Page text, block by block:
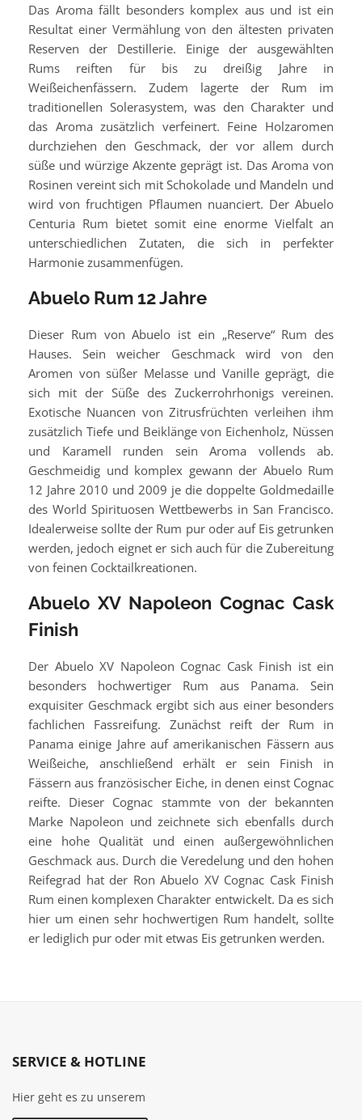
Das Aroma fällt besonders komplex aus und ist ein
Resultat einer Vermählung von den ältesten privaten
Reserven der Destillerie. Einige der ausgewählten
Rums reiften für bis zu dreißig Jahre in
Weißeichenfässern. Zudem lagerte der Rum im
traditionellen Solerasystem, was den Charakter und
das Aroma zusätzlich verfeinert. Feine Holzaromen
durchziehen den Geschmack, der vor allem durch
süße und würzige Akzente geprägt ist. Das Aroma von
Rosinen vereint sich mit Schokolade und Mandeln und
wird von fruchtigen Pflaumen nuanciert. Der Abuelo
Centuria Rum bietet somit eine enorme Vielfalt an
unterschiedlichen Zutaten, die sich in perfekter
Harmonie zusammenfügen.
Abuelo Rum 12 Jahre
Dieser Rum von Abuelo ist ein „Reserve“ Rum des
Hauses. Sein weicher Geschmack wird von den
Aromen von süßer Melasse und Vanille geprägt, die
sich mit der Süße des Zuckerrohrhonigs vereinen.
Exotische Nuancen von Zitrusfrüchten verleihen ihm
zusätzlich Tiefe und Beiklänge von Eichenholz, Nüssen
und Karamell runden sein Aroma vollends ab.
Geschmeidig und komplex gewann der Abuelo Rum
12 Jahre 2010 und 2009 je die doppelte Goldmedaille
des World Spirituosen Wettbewerbs in San Francisco.
Idealerweise sollte der Rum pur oder auf Eis getrunken
werden, jedoch eignet er sich auch für die Zubereitung
von feinen Cocktailkreationen.
Abuelo XV Napoleon Cognac Cask
Finish
Der Abuelo XV Napoleon Cognac Cask Finish ist ein
besonders hochwertiger Rum aus Panama. Sein
exquisiter Geschmack ergibt sich aus einer besonders
fachlichen Fassreifung. Zunächst reift der Rum in
Panama einige Jahre auf amerikanischen Fässern aus
Weißeiche, anschließend erhält er sein Finish in
Fässern aus französischer Eiche, in denen einst Cognac
reifte. Dieser Cognac stammte von der bekannten
Marke Napoleon und zeichnete sich ebenfalls durch
eine hohe Qualität und einen außergewöhnlichen
Geschmack aus. Durch die Veredelung und den hohen
Reifegrad hat der Ron Abuelo XV Cognac Cask Finish
Rum einen komplexen Charakter entwickelt. Da es sich
hier um einen sehr hochwertigen Rum handelt, sollte
er lediglich pur oder mit etwas Eis getrunken werden.
SERVICE & HOTLINE
Hier geht es zu unserem